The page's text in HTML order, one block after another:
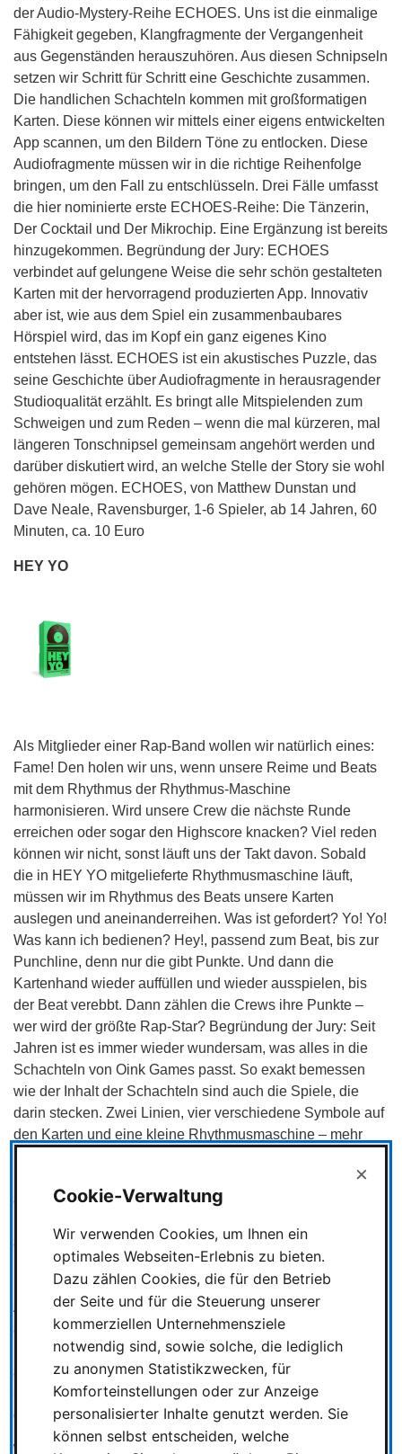
der Audio-Mystery-Reihe ECHOES. Uns ist die einmalige
Fähigkeit gegeben, Klangfragmente der Vergangenheit
aus Gegenständen herauszuhören. Aus diesen Schnipseln
setzen wir Schritt für Schritt eine Geschichte zusammen.
Die handlichen Schachteln kommen mit großformatigen
Karten. Diese können wir mittels einer eigens entwickelten
App scannen, um den Bildern Töne zu entlocken. Diese
Audiofragmente müssen wir in die richtige Reihenfolge
bringen, um den Fall zu entschlüsseln. Drei Fälle umfasst
die hier nominierte erste ECHOES-Reihe: Die Tänzerin,
Der Cocktail und Der Mikrochip. Eine Ergänzung ist bereits
hinzugekommen. Begründung der Jury: ECHOES
verbindet auf gelungene Weise die sehr schön gestalteten
Karten mit der hervorragend produzierten App. Innovativ
aber ist, wie aus dem Spiel ein zusammenbaubares
Hörspiel wird, das im Kopf ein ganz eigenes Kino
entstehen lässt. ECHOES ist ein akustisches Puzzle, das
seine Geschichte über Audiofragmente in herausragender
Studioqualität erzählt. Es bringt alle Mitspielenden zum
Schweigen und zum Reden – wenn die mal kürzeren, mal
längeren Tonschnipsel gemeinsam angehört werden und
darüber diskutiert wird, an welche Stelle der Story sie wohl
gehören mögen. ECHOES, von Matthew Dunstan und
Dave Neale, Ravensburger, 1-6 Spieler, ab 14 Jahren, 60
Minuten, ca. 10 Euro
HEY YO
Als Mitglieder einer Rap-Band wollen wir natürlich eines:
Fame! Den holen wir uns, wenn unsere Reime und Beats
mit dem Rhythmus der Rhythmus-Maschine
harmonisieren. Wird unsere Crew die nächste Runde
erreichen oder sogar den Highscore knacken? Viel reden
können wir nicht, sonst läuft uns der Takt davon. Sobald
die in HEY YO mitgelieferte Rhythmusmaschine läuft,
müssen wir im Rhythmus des Beats unsere Karten
auslegen und aneinanderreihen. Was ist gefordert? Yo! Yo!
Was kann ich bedienen? Hey!, passend zum Beat, bis zur
Punchline, denn nur die gibt Punkte. Und dann die
Kartenhand wieder auffüllen und wieder ausspielen, bis
der Beat verebbt. Dann zählen die Crews ihre Punkte –
wer wird der größte Rap-Star? Begründung der Jury: Seit
Jahren ist es immer wieder wundersam, was alles in die
Schachteln von Oink Games passt. So exakt bemessen
wie der Inhalt der Schachteln sind auch die Spiele, die
darin stecken. Zwei Linien, vier verschiedene Symbole auf
den Karten und eine kleine Rhythmusmaschine – mehr
abzulegen sind. Dadurch entsteht ein Flow und die
aus der kleinen Box an. HEY YO lässt auch
unmusikalische Menschen plötzlich im Takt wippen und
ihre Kartenablage an diesen Beat anpassen. Zur
Ausstattung des Spiels gehört neben dem Lautsprecher
auch ein klug gemachter Wertungsblock, der uns bei der
Punkteverteilung gut anleitet und uns eine Menge Arbeit
abnimmt. Ein sehr stimmiges Paket. HEY YO, von Takashi
Saito, Oink Games, 2-10 Spieler, ab 8 Jahren, 15 Minuten,
ca. 16 Euro
WONDER BOOK
Cookie-Verwaltung
×
Wir verwenden Cookies, um Ihnen ein
optimales Webseiten-Erlebnis zu bieten.
Dazu zählen Cookies, die für den Betrieb
der Seite und für die Steuerung unserer
kommerziellen Unternehmensziele
notwendig sind, sowie solche, die lediglich
zu anonymen Statistikzwecken, für
Komforteinstellungen oder zur Anzeige
personalisierter Inhalte genutzt werden. Sie
können selbst entscheiden, welche